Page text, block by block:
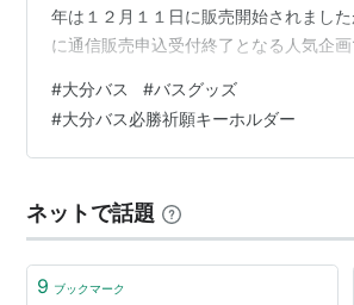
年は１２月１１日に販売開始されまし
に通信販売申込受付終了となる人気企
あるバス停の名前を使ったゲン担ぎの語
今年販売されたものは２種類①「勝負を
いう意味を込めて表が「勝負」、裏が
ラクターが描かれています。 大分バス
分バス 大分バスはキーホルダーの他に
#大分バス #バスグッズ
#大分バス必勝祈願キーホルダー
ネットで話題
9 ブックマーク